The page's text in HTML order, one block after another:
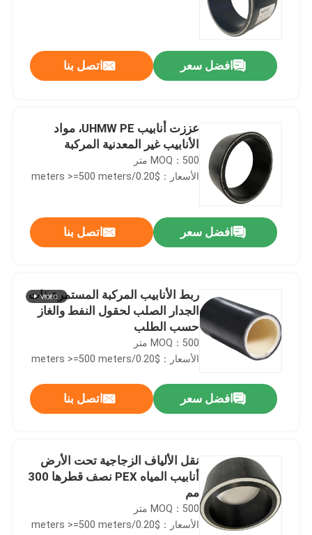
المنتجات
عرض الواقع الافتراضي
افضل سعر اتصل بنا
عززت أنابيب UHMW PE، مواد
الأنابيب غير المعدنية المركبة
MOQ：500 متر
الأسعار：$0.20/meters >=500 meters
افضل سعر اتصل بنا
ربط الأنابيب المركبة المستمرة ذات
الجدار الصلب لحقول النفط والغاز
حسب الطلب
MOQ：500 متر
الأسعار：$0.20/meters >=500 meters
افضل سعر اتصل بنا
نقل الألياف الزجاجية تحت الأرض
أنابيب المياه PEX نصف قطرها 300
مم
MOQ：500 متر
الأسعار：$0.20/meters >=500 meters